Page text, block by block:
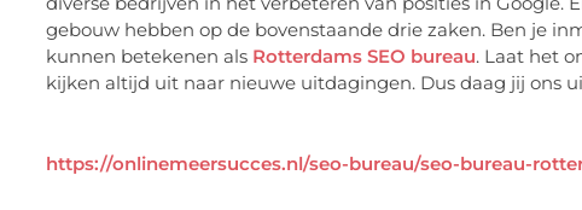
gebouw hebben op de bovenstaande drie zaken. Ben je
kunnen betekenen als Rotterdams SEO bureau. Laat het
kijken altijd uit naar nieuwe uitdagingen. Dus daag jij ons
https://onlinemeersucces.nl/seo-bureau/seo-bureau-